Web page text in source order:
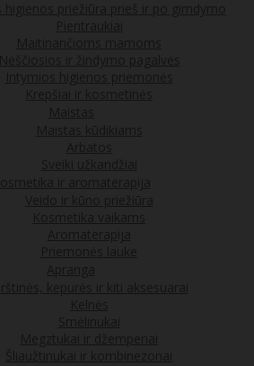
higienos priežiūra prieš ir po gimdymo
Pientraukiai
Maitinančioms mamoms
Nėščiosios ir žindymo pagalvės
Intymios higienos priemonės
Krepšiai ir kosmetinės
Maistas
Maistas kūdikiams
Arbatos
Sveiki užkandžiai
ir aromaterapija
Veido ir kūno priežiūra
Kosmetika vaikams
Aromaterapija
Priemonės lauke
Apranga
kepurės ir kiti aksesuarai
Kelnės
Smėlinukai
Megztukai ir džemperiai
Šliaužtinukai ir kombinezonai